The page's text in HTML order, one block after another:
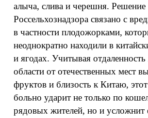
алыча, слива и черешня. Решение
Россельхознадзора связано с
в частности плодожорками,
неоднократно находили в
и ягодах. Учитывая
области от отечественных мест
фруктов и близость к Китаю, этот
больно ударит не только по
рядовых жителей, но и усложнит